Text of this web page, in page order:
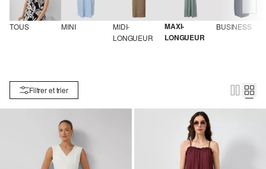
TOUS MINI
MIDI-
LONGUEUR
MAXI-
LONGUEUR
BUSINESS
Filtrer et trier